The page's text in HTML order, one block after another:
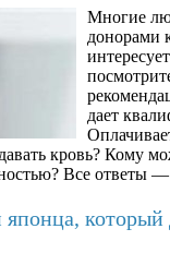
Многие
донорами
дает
кровь? Кому
Все ответы —